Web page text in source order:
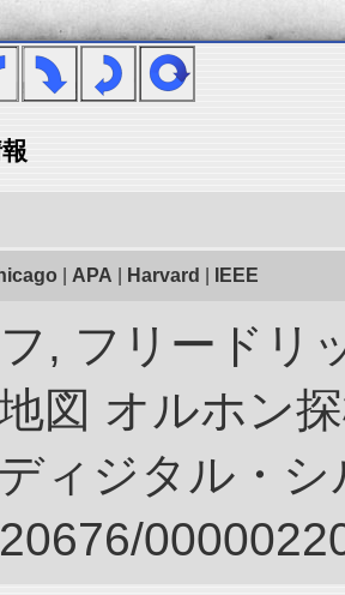
APA Harvard IEEE
, フリードリ
図 オルホン
ィジタル・